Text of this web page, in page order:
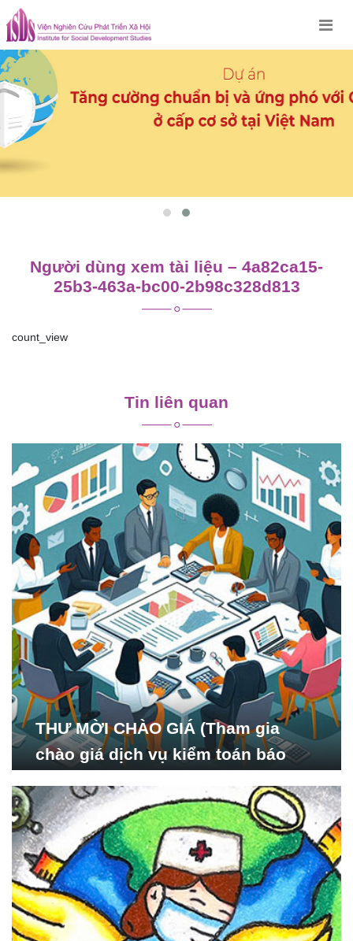
Skip
to
content
Người dùng xem tài liệu – 4a82ca15-
25b3-463a-bc00-2b98c328d813
count_view
viết
Tin liên quan
THƯ MỜI CHÀO GIÁ (Tham gia
chào giá dịch vụ kiểm toán báo
Nghiên cứu Phát triển Xã
hội_ISDS)